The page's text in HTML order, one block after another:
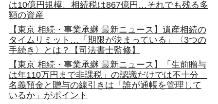
は10億円規模、相続税は867億円…それでも残る多
額の資産
【東京 相続・事業承継 最新ニュース】遺産相続の
タイムリミット…「期限が決まっている」〈3つの
手続き〉とは？【司法書士監修】
【東京 相続・事業承継 最新ニュース】「生前贈与
は年110万円まで非課税」の認識だけでは不十分
名義預金と贈与の線引きは「誰が通帳を管理して
いるか」がポイント